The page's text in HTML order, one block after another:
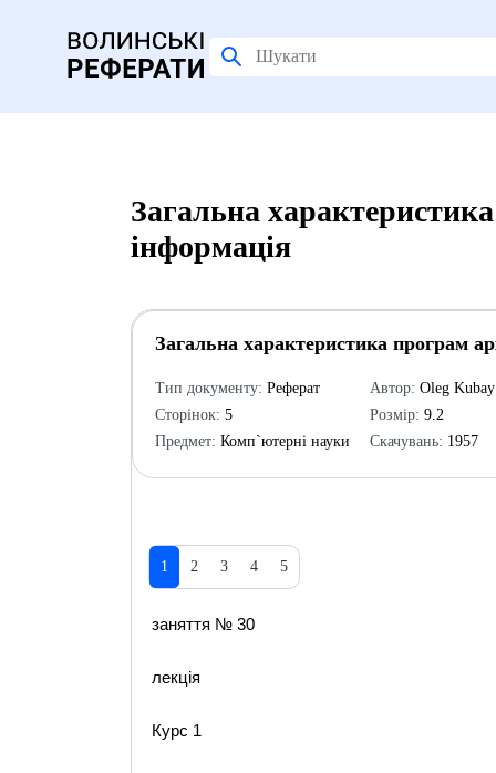
Загальна
інформація
Загальна характеристика програм
Тип документу: Реферат
Сторінок: 5
Предмет: Комп`ютерні науки
Автор: Oleg Kubay
Розмір: 9.2
Скачувань: 1957
1 2 3 4 5
заняття № 30
лекція
Курс 1